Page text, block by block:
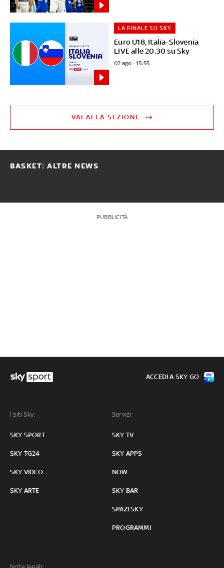
Euro U18, Italia-Slovenia
LIVE alle 20.30 su Sky
LA FINALE SU SKY
02 ago - 15:55
VAI ALLA SEZIONE
BASKET: ALTRE NEWS
PUBBLICITÀ
I siti Sky:
SKY SPORT
SKY TG24
SKY VIDEO
SKY ARTE
Servizi:
SKY TV
SKY APPS
NOW
SKY BAR
SPAZI SKY
PROGRAMMI
ACCEDI A SKY GO